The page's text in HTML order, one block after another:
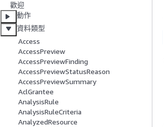
歡迎
動作
資料類型
Access
AccessPreview
AccessPreviewFinding
AccessPreviewStatusReason
AccessPreviewSummary
AclGrantee
AnalysisRule
AnalysisRuleCriteria
AnalyzedResource